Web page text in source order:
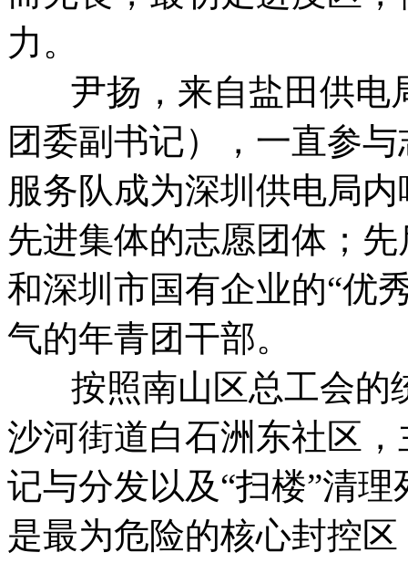
力。
尹扬，来自盐田供电
团委副书记），一直参
服务队成为深圳供电局
先进集体的志愿团体；
和深圳市国有企业的“优
气的年青团干部。
按照南山区总工会的
沙河街道白石洲东社区
记与分发以及“扫楼”清
是最为危险的核心封控